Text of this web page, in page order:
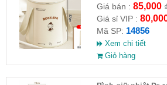
Giá bán : 85,000₫
Giá sỉ VIP :
Mã SP: 14856
Xem chi tiết
Giỏ hàng